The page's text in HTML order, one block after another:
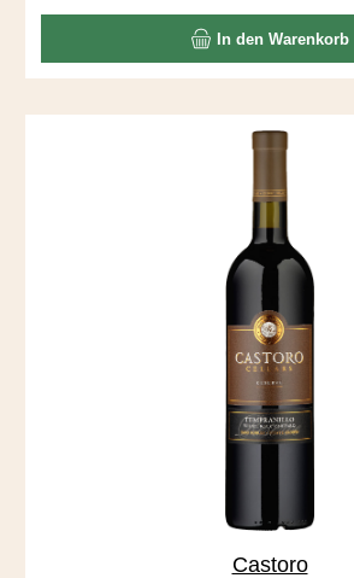
angebauten roten Rebsorten. Die
Rebstöcke dieses Weins stammen
Vineyard, der sich durch tiefe, sandige
In den Warenkorb
Castoro